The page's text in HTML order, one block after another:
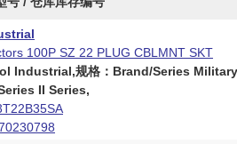
100P SZ 22 PLUG CBLMNT SKT
Industrial,规格：Brand/Series Military
II Series,